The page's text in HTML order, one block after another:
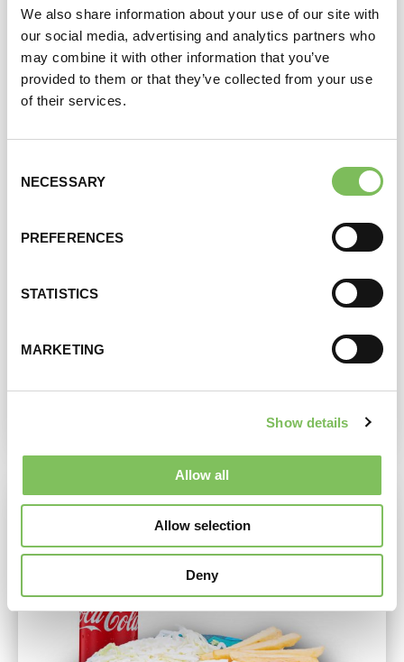
We also share information about your use of our site with
our social media, advertising and analytics partners who
may combine it with other information that you’ve
provided to them or that they’ve collected from your use
of their services.
Selection
NECESSARY
PREFERENCES
STATISTICS
MARKETING
Show details
Allow all
Allow selection
Deny